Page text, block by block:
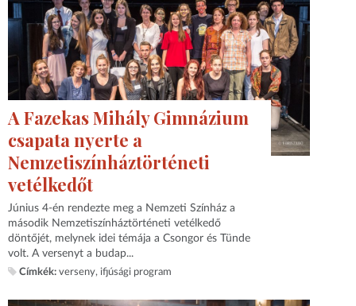
A Fazekas Mihály Gimnázium
csapata nyerte a
Nemzetiszínháztörténeti
vetélkedőt
Június 4-én rendezte meg a Nemzeti Színház a
második Nemzetiszínháztörténeti vetélkedő
döntőjét, melynek idei témája a Csongor és Tünde
volt. A versenyt a budap...
Címkék: verseny ifjúsági program